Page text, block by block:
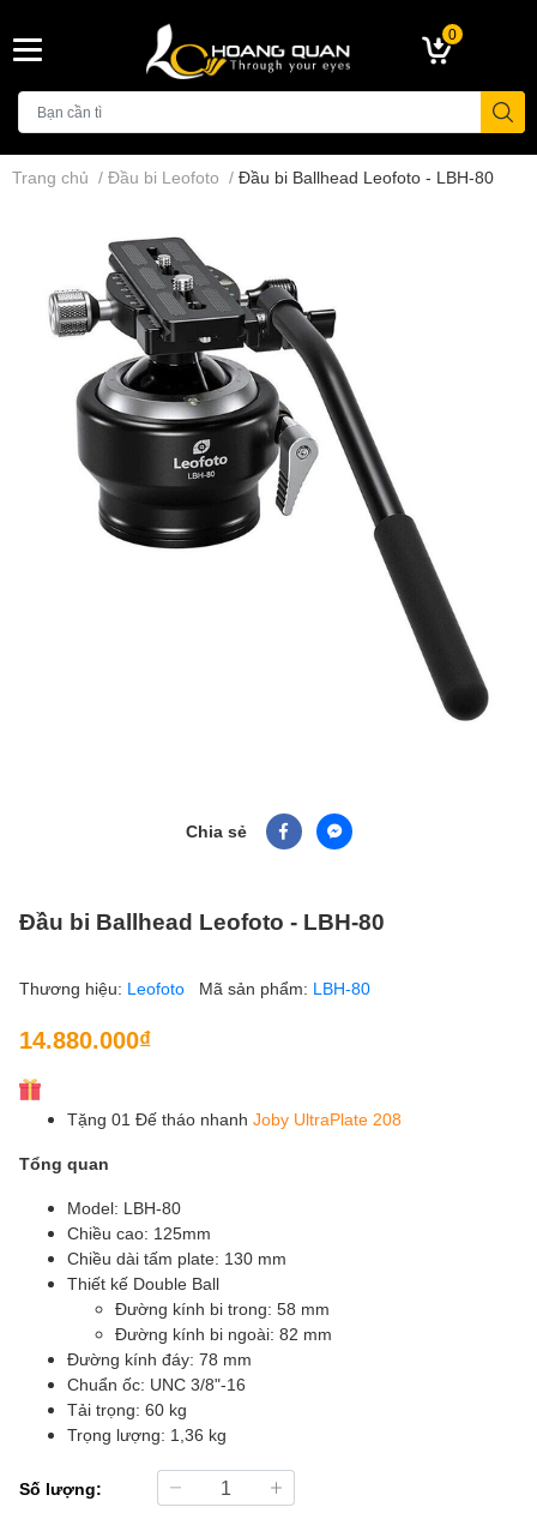
0
Trang chủ / Đầu bi Leofoto / Đầu bi Ballhead Leofoto - LBH-80
Chia sẻ
Đầu bi Ballhead Leofoto - LBH-80
Thương hiệu: Leofoto Mã sản phẩm: LBH-80
14.880.000₫
Tặng 01 Đế tháo nhanh Joby UltraPlate 208
Tổng quan
Model: LBH-80
Chiều cao: 125mm
Chiều dài tấm plate: 130 mm
Thiết kế Double Ball
Đường kính bi trong: 58 mm
Đường kính bi ngoài: 82 mm
Đường kính đáy: 78 mm
Chuẩn ốc: UNC 3/8"-16
Tải trọng: 60 kg
Trọng lượng: 1,36 kg
Số lượng: